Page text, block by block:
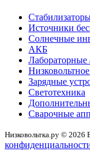
Источники
Солнечные
АКБ
Лабораторные
Зарядные
Светотехника
Сварочные
Низковольтка.ру ©